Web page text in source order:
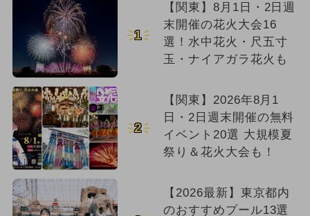
1
【関東】8月1日・2日週
末開催の花火大会16
選！水中花火・尺五寸
玉・ナイアガラ花火も
2
【関東】2026年8月1
日・2日週末開催の無料
イベント20選 大規模夏
祭り＆花火大会も！
【2026最新】東京都内
のおすすめプール13選